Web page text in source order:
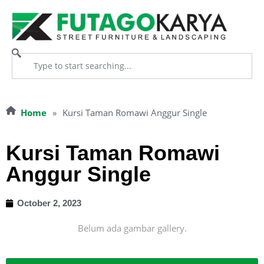
Home » Kursi Taman Romawi Anggur Single
Kursi Taman Romawi
Anggur Single
October 2, 2023
Belum ada gambar gallery.